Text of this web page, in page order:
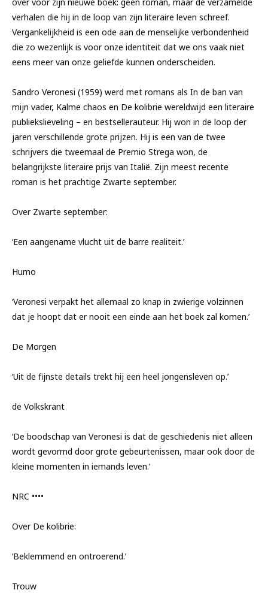
verhalen die hij in de loop van zijn literaire leven schreef.
Vergankelijkheid is een ode aan de menselijke verbondenheid
die zo wezenlijk is voor onze identiteit dat we ons vaak niet
eens meer van onze geliefde kunnen onderscheiden.
Sandro Veronesi (1959) werd met romans als In de ban van
mijn vader, Kalme chaos en De kolibrie wereldwijd een literaire
publiekslieveling – en bestsellerauteur. Hij won in de loop der
jaren verschillende grote prijzen. Hij is een van de twee
schrijvers die tweemaal de Premio Strega won, de
belangrijkste literaire prijs van Italië. Zijn meest recente
roman is het prachtige Zwarte september.
Over Zwarte september:
‘Een aangename vlucht uit de barre realiteit.’
Humo
‘Veronesi verpakt het allemaal zo knap in zwierige volzinnen
dat je hoopt dat er nooit een einde aan het boek zal komen.’
De Morgen
‘Uit de fijnste details trekt hij een heel jongensleven op.’
de Volkskrant
‘De boodschap van Veronesi is dat de geschiedenis niet alleen
wordt gevormd door grote gebeurtenissen, maar ook door de
kleine momenten in iemands leven.’
NRC ••••
Over De kolibrie:
‘Beklemmend en ontroerend.’
Trouw